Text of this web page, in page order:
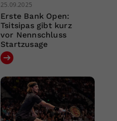
25.09.2025
Erste Bank Open:
Tsitsipas gibt kurz
vor Nennschluss
Startzusage